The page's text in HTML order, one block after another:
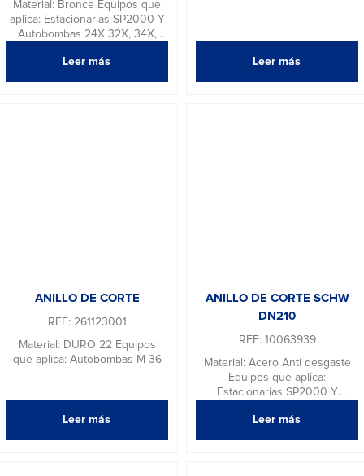
Material: Bronce Equipos que
aplica: Estacionarias SP2000 Y
Autobombas 24X 32X, 34X,
Leer más
Leer más
ANILLO DE CORTE
REF: 261123001
Material: DURO 22 Equipos
que aplica: Autobombas M-36
Leer más
ANILLO DE CORTE SCHW
DN210
REF: 10063939
Material: Acero Anti desgaste
Equipos que aplica:
Estacionarias SP2000 Y
36X Y 39X
Leer más